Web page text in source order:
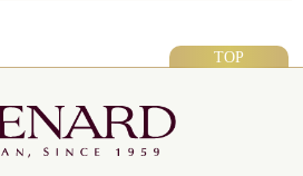
TOP